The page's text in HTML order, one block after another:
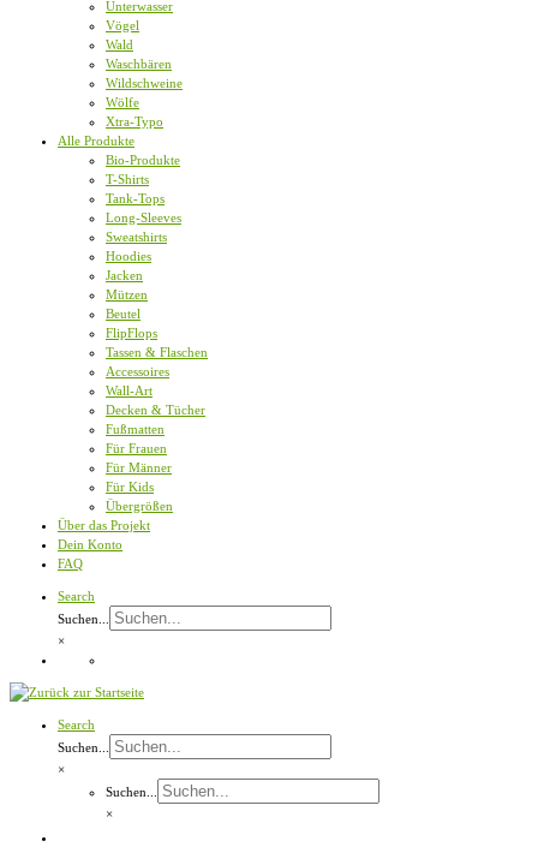
Unterwasser
Vögel
Wald
Waschbären
Wildschweine
Wölfe
Xtra-Typo
Alle Produkte
Bio-Produkte
T-Shirts
Tank-Tops
Long-Sleeves
Sweatshirts
Hoodies
Jacken
Mützen
Beutel
FlipFlops
Tassen & Flaschen
Accessoires
Wall-Art
Decken & Tücher
Fußmatten
Für Frauen
Für Männer
Für Kids
Übergrößen
Über das Projekt
Dein Konto
FAQ
Search
Suchen...
×
Search
Suchen...
×
Suchen...
×